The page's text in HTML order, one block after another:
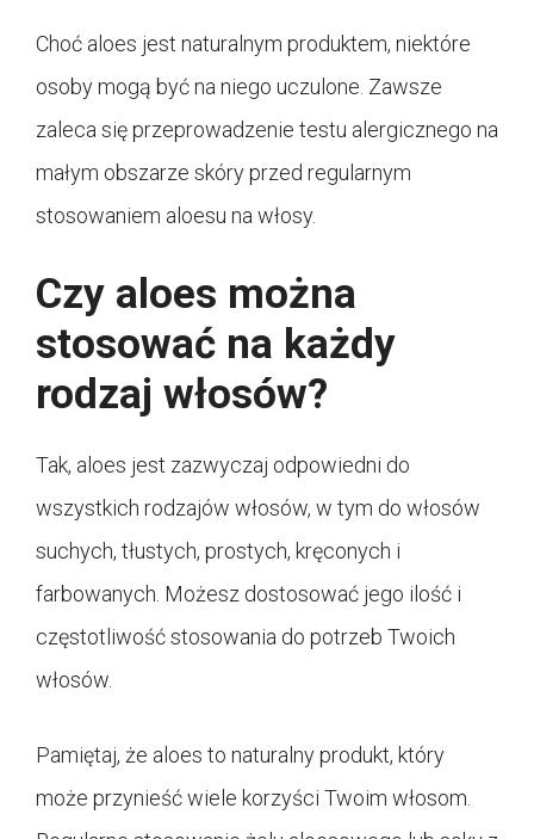
Choć aloes jest naturalnym produktem, niektóre
osoby mogą być na niego uczulone. Zawsze
zaleca się przeprowadzenie testu alergicznego na
małym obszarze skóry przed regularnym
stosowaniem aloesu na włosy.
Czy aloes można
stosować na każdy
rodzaj włosów?
Tak, aloes jest zazwyczaj odpowiedni do
wszystkich rodzajów włosów, w tym do włosów
suchych, tłustych, prostych, kręconych i
farbowanych. Możesz dostosować jego ilość i
częstotliwość stosowania do potrzeb Twoich
włosów.
Pamiętaj, że aloes to naturalny produkt, który
może przynieść wiele korzyści Twoim włosom.